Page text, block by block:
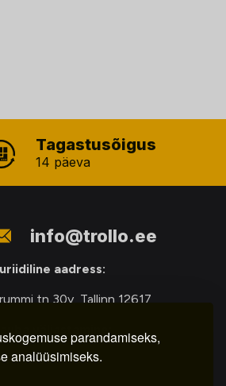
parandamiseks,
analüüsimiseks.
Tagastusõigus
14 päeva
info@trollo.ee
aadress:
tn 30y, Tallinn 12617
Kauba väljastamine:
R – 9.00 – 18.00